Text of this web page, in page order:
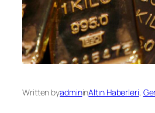
Written byadmininAltın Haberleri,